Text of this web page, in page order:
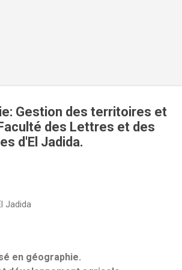
Gestion des territoires et
des Lettres et des
d'El Jadida.
Jadida
en géographie.